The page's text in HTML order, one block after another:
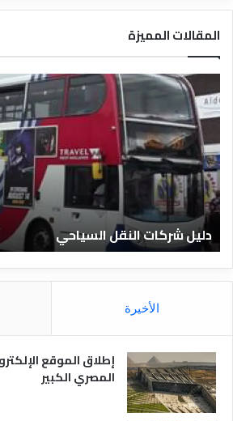
المقالات المميزة
ل
ي
ا
ل
ف
ن
ق
ا
ل
ر
ة
دليل الفنادق المصرية
الأخيرة
إطلاق الموقع
المصري الكبير